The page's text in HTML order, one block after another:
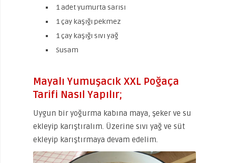
1 adet yumurta sarısı
1 çay kaşığı pekmez
1 çay kaşığı sıvı yağ
Susam
Mayalı Yumuşacık XXL Poğaça
Tarifi Nasıl Yapılır;
Uygun bir yoğurma kabına maya, şeker ve su
ekleyip karıştıralım. Üzerine sıvı yağ ve süt
ekleyip karıştırmaya devam edelim.